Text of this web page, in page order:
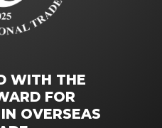
WITH THE
FOR
OVERSEAS